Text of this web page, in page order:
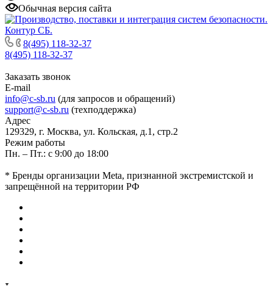
Обычная версия сайта
8(495) 118-32-37
8(495) 118-32-37
Заказать звонок
E-mail
info@c-sb.ru (для запросов и обращений)
support@c-sb.ru (техподдержка)
Адрес
129329, г. Москва, ул. Кольская, д.1, стр.2
Режим работы
Пн. – Пт.: с 9:00 до 18:00
* Бренды организации Meta, признанной экстремистской и
запрещённой на территории РФ